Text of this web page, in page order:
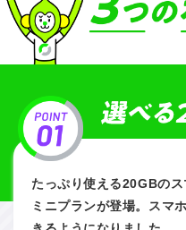
たっぷり使える20GBの
ミニプランが登場。スマ